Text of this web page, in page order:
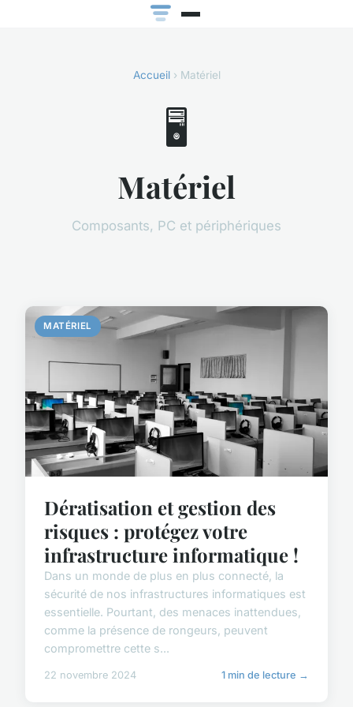
Accueil› Matériel
🖥️
Matériel
Composants, PC et périphériques
MATÉRIEL
Dératisation et gestion des
risques : protégez votre
infrastructure informatique !
Dans un monde de plus en plus connecté, la
sécurité de nos infrastructures informatiques est
essentielle. Pourtant, des menaces inattendues,
comme la présence de rongeurs, peuvent
compromettre cette s...
22 novembre 2024 1 min de lecture →